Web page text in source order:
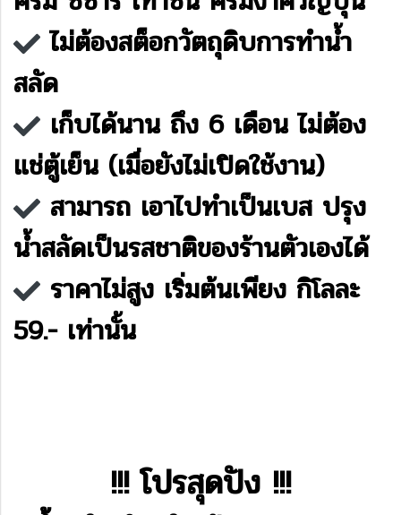
ไม่ต้องสต็อกวัตถุดิบการทำน้ำ
สลัด
เก็บได้นาน ถึง 6 เดือน ไม่ต้อง
แช่ตู้เย็น (เมื่อยังไม่เปิดใช้งาน)
สามารถ เอาไปทำเป็นเบส ปรุง
น้ำสลัดเป็นรสชาติของร้านตัวเองได้
ราคาไม่สูง เริ่มต้นเพียง กิโลละ
59.- เท่านั้น
!!! โปรสุดปัง !!!